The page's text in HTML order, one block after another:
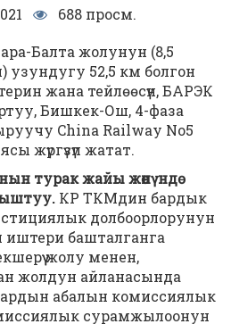
688 просм.
Балта жолунун (8,5
узундугу 52,5 км болгон
жана тейлөөсүн, БАРЭК
Бишкек-Ош, 4-фаза
China Railway No5
жүргүзүп жатат.
турак жайы жөнүндө
КР ТКМдин бардык
долбоорлорунун
башталганга
жолу менен,
жолдун айланасында
абалын комиссиялык
сурамжылоонун